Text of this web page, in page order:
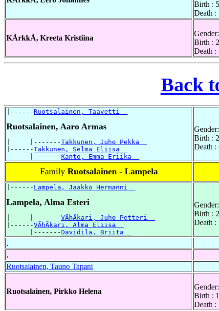
Birth :
Death :
KÃrkkÃ, Kreeta Kristiina
Birth :
Death :
Back
|------Ruotsalainen, Taavetti
Ruotsalainen, Aaro Armas
|     |-------Takkunen, Juho Pekka
|------Takkunen, Selma Eliisa
      |-------
Kanto, Emma Eriika
Birth :
Death :
Family Ruotsalainen - Lampela
|------ Lampela, Jaakko Hermanni
Lampela, Alma Esteri
|     |-------VÃhÃkari, Juho Petteri
|------VÃhÃkari, Alma Eliisa
      |-------
Davidila, Briita
Birth :
Death :
,
,
Ruotsalainen, Tauno Tapani
Ruotsalainen, Pirkko Helena
Birth :
Death :